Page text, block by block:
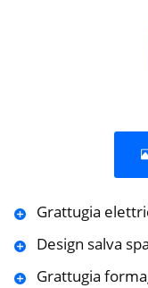
Grattugia
Design salva
Grattugia